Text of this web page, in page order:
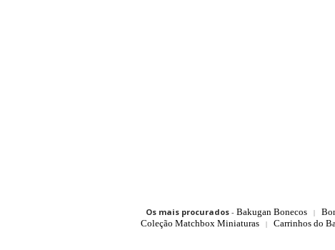
Os mais procurados- Bakugan Bonecos |
Coleção Matchbox Miniaturas
| Carrinhos do